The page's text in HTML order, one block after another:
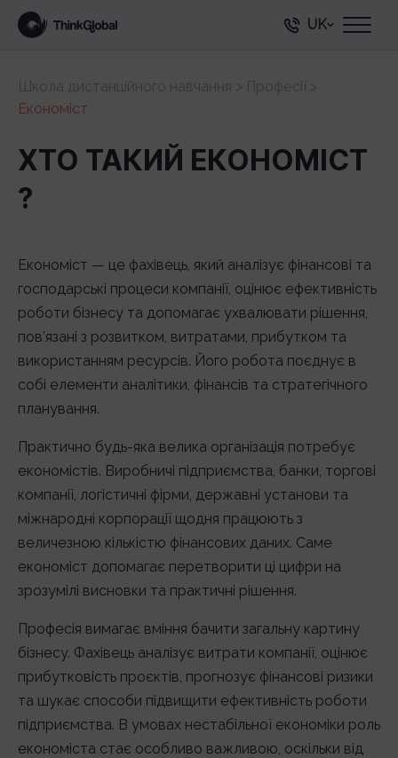
UK
Школа дистанційного навчання > Професії >
Економіст
ХТО ТАКИЙ ЕКОНОМІСТ
?
Економіст — це фахівець, який аналізує фінансові та
господарські процеси компанії, оцінює ефективність
роботи бізнесу та допомагає ухвалювати рішення,
пов’язані з розвитком, витратами, прибутком та
використанням ресурсів. Його робота поєднує в
собі елементи аналітики, фінансів та стратегічного
планування.
Практично будь-яка велика організація потребує
економістів. Виробничі підприємства, банки, торгові
компанії, логістичні фірми, державні установи та
міжнародні корпорації щодня працюють з
величезною кількістю фінансових даних. Саме
економіст допомагає перетворити ці цифри на
зрозумілі висновки та практичні рішення.
Професія вимагає вміння бачити загальну картину
бізнесу. Фахівець аналізує витрати компанії, оцінює
прибутковість проєктів, прогнозує фінансові ризики
та шукає способи підвищити ефективність роботи
підприємства. В умовах нестабільної економіки роль
економіста стає особливо важливою, оскільки від